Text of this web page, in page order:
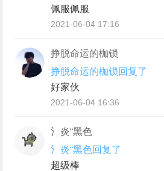
佩服佩服
2021-06-04 17:16
挣脱命运的枷锁
挣脱命运的枷锁回复了
好家伙
2021-06-04 16:36
氵炎“黑色
氵炎“黑色回复了
超级棒